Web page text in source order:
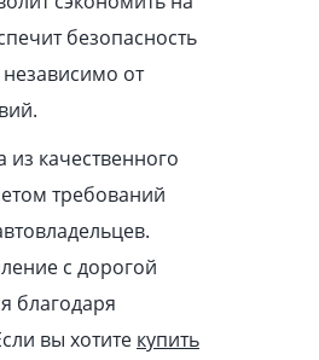
безопасность
от
из качественного
требований
с дорогой
благодаря
вы хотите купить